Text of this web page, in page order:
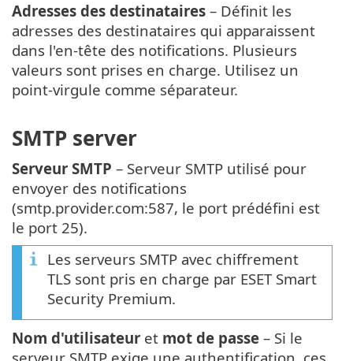
Adresses des destinataires – Définit les
adresses des destinataires qui apparaissent
dans l'en-tête des notifications. Plusieurs
valeurs sont prises en charge. Utilisez un
point-virgule comme séparateur.
SMTP server
Serveur SMTP – Serveur SMTP utilisé pour
envoyer des notifications
(smtp.provider.com:587, le port prédéfini est
le port 25).
Les serveurs SMTP avec chiffrement
TLS sont pris en charge par ESET Smart
Security Premium.
Nom d'utilisateur et mot de passe – Si le